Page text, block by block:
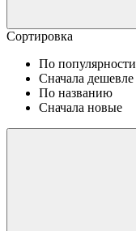
Сортировка
По популярности
Сначала дешевле
По названию
Сначала новые